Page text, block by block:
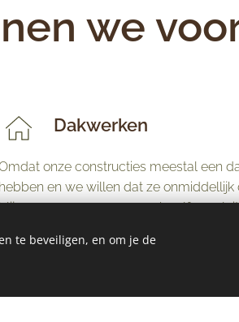
we
Dakwerken
onze constructies meestal een
hebben en we willen dat ze onmiddellijk
voeren we graag ook zelf
te beveiligen, en om je de